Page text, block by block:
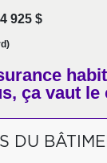
925 $
ça vaut le
DU